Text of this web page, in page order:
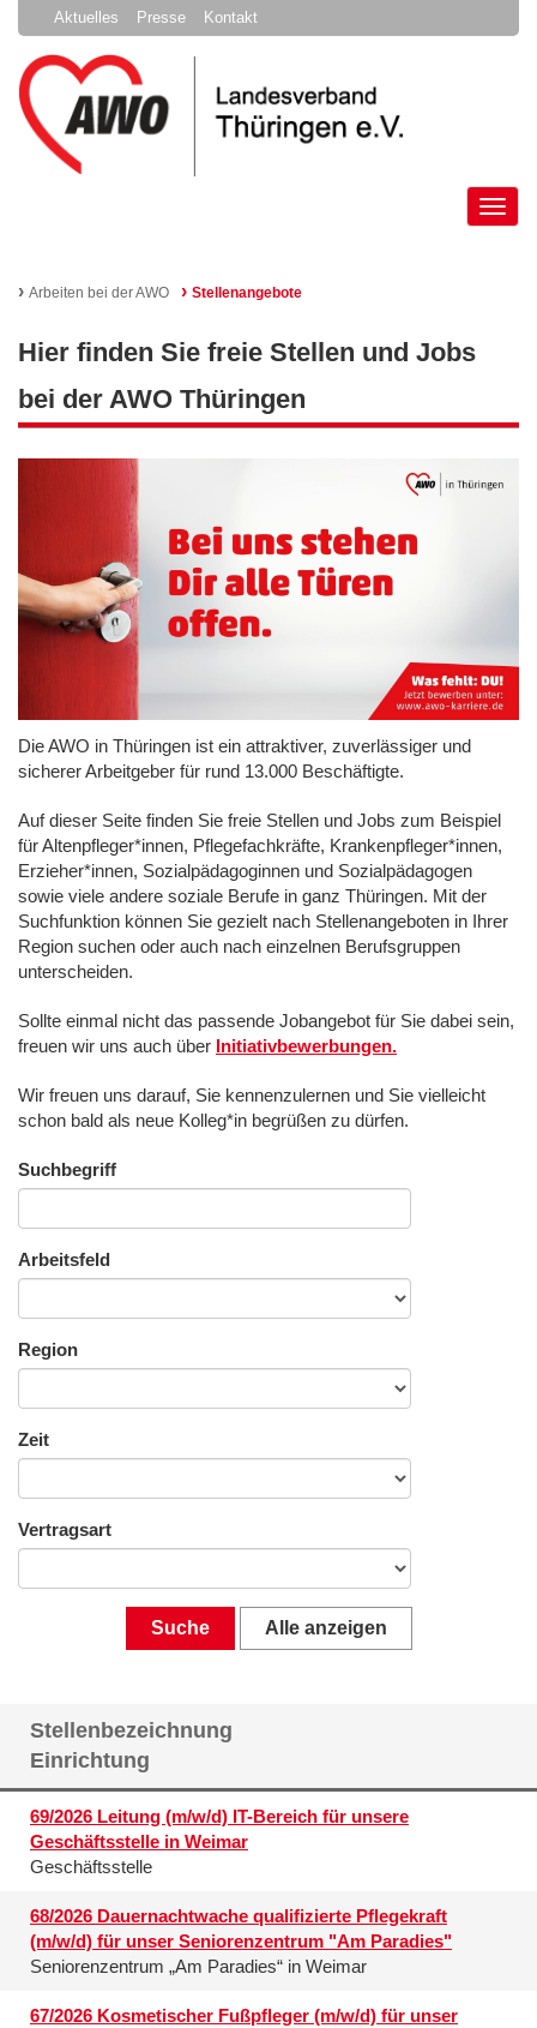
Aktuelles Presse Kontakt
› Arbeiten bei der AWO › Stellenangebote
Hier finden Sie freie Stellen und Jobs
bei der AWO Thüringen
Die AWO in Thüringen ist ein attraktiver, zuverlässiger und
sicherer Arbeitgeber für rund 13.000 Beschäftigte.
Auf dieser Seite finden Sie freie Stellen und Jobs zum Beispiel
für Altenpfleger*innen, Pflegefachkräfte, Krankenpfleger*innen,
Erzieher*innen, Sozialpädagoginnen und Sozialpädagogen
sowie viele andere soziale Berufe in ganz Thüringen. Mit der
Suchfunktion können Sie gezielt nach Stellenangeboten in Ihrer
Region suchen oder auch nach einzelnen Berufsgruppen
unterscheiden.
Sollte einmal nicht das passende Jobangebot für Sie dabei sein,
freuen wir uns auch über Initiativbewerbungen.
Wir freuen uns darauf, Sie kennenzulernen und Sie vielleicht
schon bald als neue Kolleg*in begrüßen zu dürfen.
Suchbegriff
Arbeitsfeld
Region
Zeit
Vertragsart
Suche Alle anzeigen
Stellenbezeichnung
Einrichtung
69/2026 Leitung (m/w/d) IT-Bereich für unsere
Geschäftsstelle in Weimar
Geschäftsstelle
68/2026 Dauernachtwache qualifizierte Pflegekraft
(m/w/d) für unser Seniorenzentrum "Am Paradies"
Seniorenzentrum „Am Paradies“ in Weimar
67/2026 Kosmetischer Fußpfleger (m/w/d) für unser